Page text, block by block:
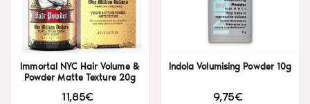
Immortal NYC Hair Volume &
Powder Matte Texture 20g
11,85€
Indola Volumising Powder 10g
9,75€